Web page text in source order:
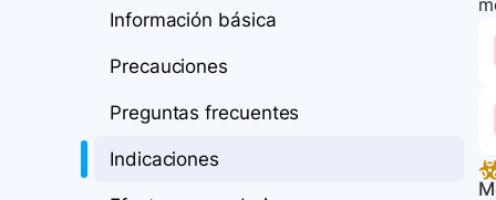
Información básica
Precauciones
Preguntas frecuentes
Indicaciones